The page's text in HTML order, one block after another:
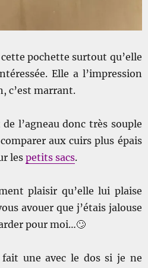
cette pochette surtout qu’elle
Elle a l’impression
c’est marrant.
l’agneau donc très souple
aux cuirs plus épais
lespetits sacs.
plaisir qu’elle lui plaise
avouer que j’étais jalouse
pour moi…🙄
fait une avec le dos si je ne